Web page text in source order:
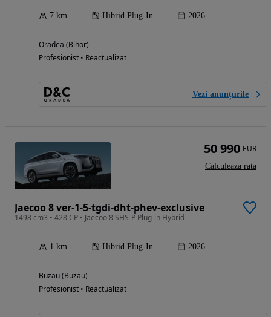
7 km Hibrid Plug-In 2026
Oradea (Bihor)
Profesionist • Reactualizat
Vezi anunțurile
Jaecoo 8 ver-1-5-tgdi-dht-phev-exclusive
1498 cm3 • 428 CP • Jaecoo 8 SHS-P Plug-in Hybrid
1 km Hibrid Plug-In 2026
Buzau (Buzau)
Profesionist • Reactualizat
50 990 EUR
Calculeaza rata